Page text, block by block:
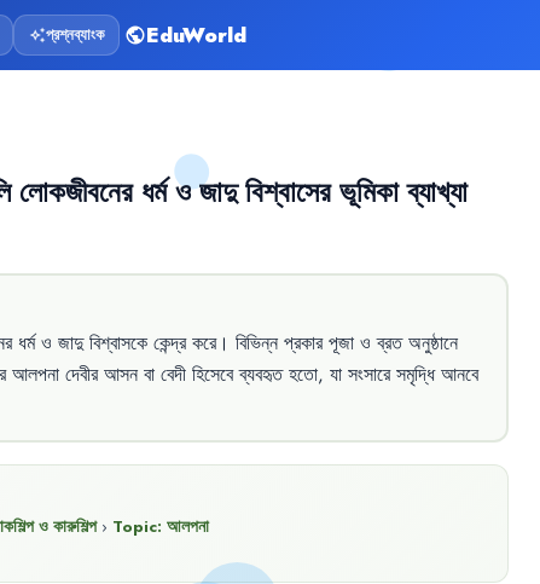
auto_awesomeপ্রশ্নব্যাংক publicEduWorld
লোকজীবনের ধর্ম ও জাদু বিশ্বাসের ভূমিকা ব্যাখ্যা
ধর্ম ও জাদু বিশ্বাসকে কেন্দ্র করে। বিভিন্ন প্রকার পূজা ও ব্রত অনুষ্ঠানে
আলপনা দেবীর আসন বা বেদী হিসেবে ব্যবহৃত হতো, যা সংসারে সমৃদ্ধি আনবে
ও কারুশিল্প › Topic: আলপনা